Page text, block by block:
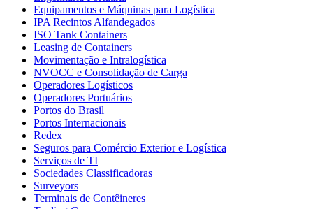
Equipamentos e Máquinas para Logística
IPA Recintos Alfandegados
ISO Tank Containers
Leasing de Containers
Movimentação e Intralogística
NVOCC e Consolidação de Carga
Operadores Logísticos
Operadores Portuários
Portos do Brasil
Portos Internacionais
Redex
Seguros para Comércio Exterior e Logística
Serviços de TI
Sociedades Classificadoras
Surveyors
Terminais de Contêineres